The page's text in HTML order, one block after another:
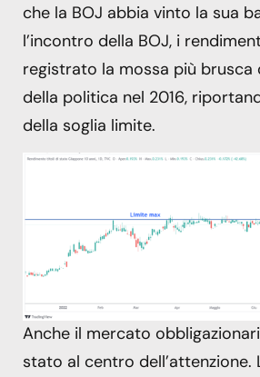
che la BOJ abbia vinto la sua
l’incontro della BOJ, i
registrato la mossa più brusca
della politica nel 2016,
della soglia limite.
Anche il mercato
stato al centro dell’attenzione.